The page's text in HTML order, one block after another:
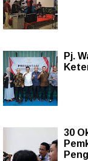
Pj.
30